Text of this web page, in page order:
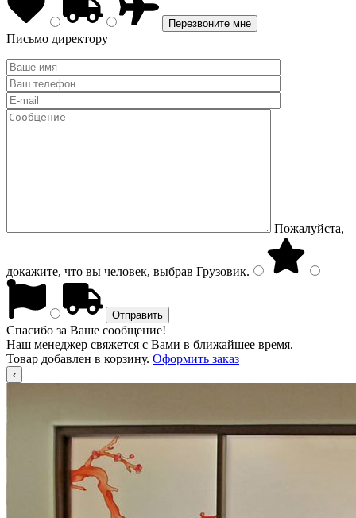
Письмо директору
Пожалуйста,
докажите, что вы человек, выбрав Грузовик.
Спасибо за Ваше сообщение!
Наш менеджер свяжется с Вами в ближайшее время.
Товар добавлен в корзину. Оформить заказ